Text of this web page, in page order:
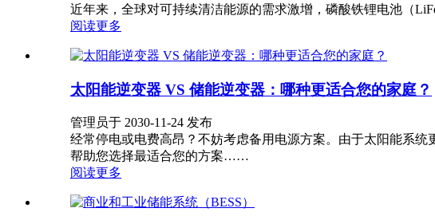
近年来，全球对可持续清洁能源的需求激增，磷酸铁锂电池（
阅读更多
太阳能逆变器 VS 储能逆变器：哪种更适合您的家庭？
管理员于 2030-11-24 发布
经常停电或电费高昂？不妨考虑备用电源方案。由于太阳能系
帮助您选择最适合您的方案……
阅读更多